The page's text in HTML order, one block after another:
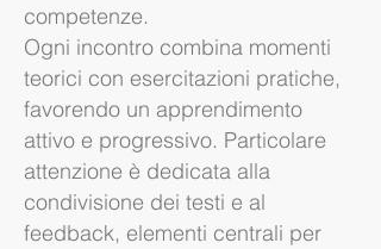
competenze.
Ogni incontro combina momenti
teorici con esercitazioni pratiche,
favorendo un apprendimento
attivo e progressivo. Particolare
attenzione è dedicata alla
condivisione dei testi e al
feedback, elementi centrali per